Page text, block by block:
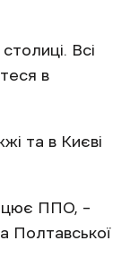
Всі
в
та в Києві
ППО, –
Полтавської